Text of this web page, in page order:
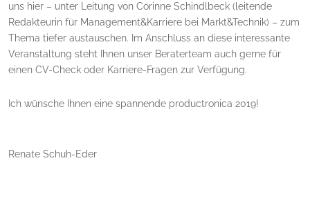
uns hier – unter Leitung von Corinne Schindlbeck (leitende
Redakteurin für Management&Karriere bei Markt&Technik) – zum
Thema tiefer austauschen. Im Anschluss an diese interessante
Veranstaltung steht Ihnen unser Beraterteam auch gerne für
einen CV-Check oder Karriere-Fragen zur Verfügung.
Ich wünsche Ihnen eine spannende productronica 2019!
Renate Schuh-Eder